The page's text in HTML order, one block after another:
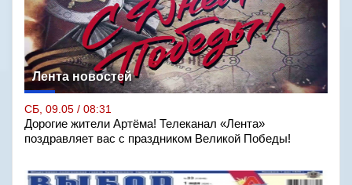
Лента новостей
СБ, 09.05 / 08:31
Дорогие жители Артёма! Телеканал «Лента»
поздравляет вас с праздником Великой Победы!